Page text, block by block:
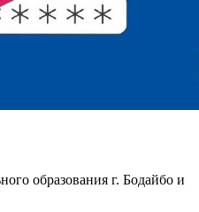
образования г. Бодайбо и